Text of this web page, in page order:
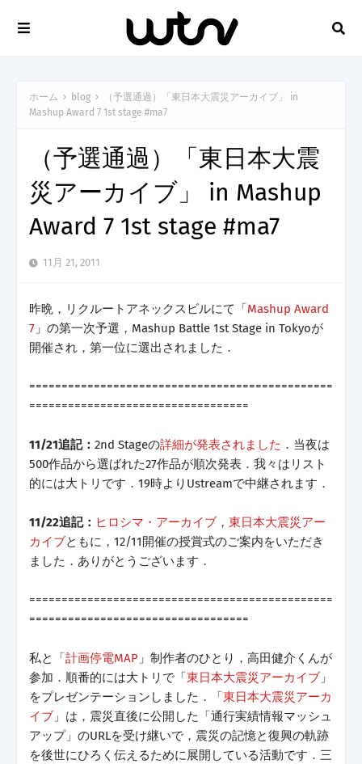
ホーム blog
（予選通過）「東日本大震災アーカイブ」 in
Mashup Award 7 1st stage #ma7
（予選通過）「東日本大震
災アーカイブ」 in Mashup
Award 7 1st stage #ma7
11月 21, 2011
昨晩，リクルートアネックスビルにて「Mashup Award
7 」の第一次予選，Mashup Battle 1st Stage in Tokyoが
開催され，第一位に選出されました．
===============================================
==================================
11/21追記： 2nd Stageの詳細が発表されました ．当夜は
500作品から選ばれた27作品が順次発表．我々はリスト
的には大トリです．19時よりUstreamで中継されます．
11/22追記： ヒロシマ・アーカイブ ， 東日本大震災アー
カイブともに，12/11開催の授賞式のご案内をいただき
ました．ありがとうございます．
===============================================
==================================
私と「計画停電MAP 」制作者のひとり，高田健介くんが
参加．順番的には大トリで「東日本大震災アーカイブ 」
をプレゼンテーションしました．「東日本大震災アーカ
イブ 」は，震災直後に公開した「通行実績情報マッシュ
アップ」のURLを受け継いで，震災の記憶と復興の軌跡
を後世にひろく伝えるために展開している活動です．三